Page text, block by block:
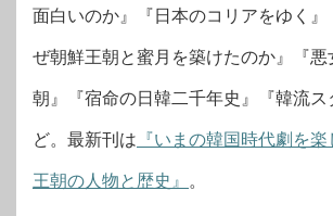
面白いのか』『日本のコリアをゆく』
ぜ朝鮮王朝と蜜月を築けたのか』『悪
朝』『宿命の日韓二千年史』『韓流ス
ど。最新刊は 『いまの韓国時代劇を
王朝の人物と歴史』 。